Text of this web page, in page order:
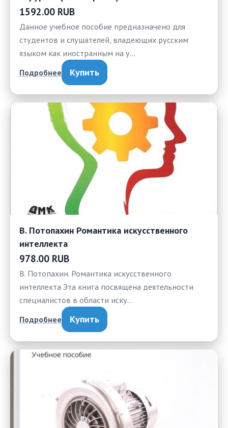
1592.00 RUB
Данное учебное пособие предназначено для
студентов и слушателей, владеющих русским
языком как иностранным на у…
Подробнее Купить
В. Потопахин Романтика искусственного
интеллекта
978.00 RUB
В. Потопахин. Романтика искусственного
интеллекта Эта книга посвящена деятельности
специалистов в области иску…
Подробнее Купить